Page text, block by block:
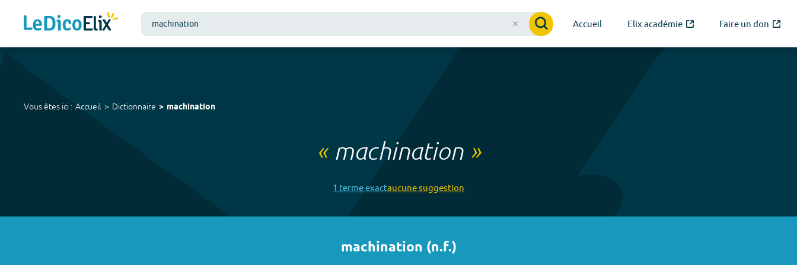
Accueil Elix académie Faire un don
Vous êtes ici : Accueil Dictionnaire machination
« machination»
1 termeexactaucunesuggestion
machination (n.f.)